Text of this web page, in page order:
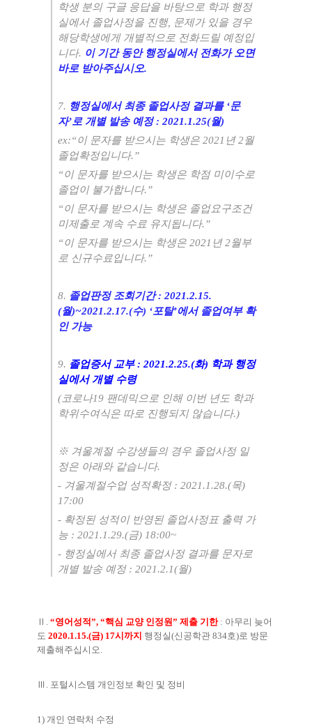
학생 분의 구글 응답을 바탕으로 학과 행정
실에서 졸업사정을 진행, 문제가 있을 경우
해당학생에게 개별적으로 전화드릴 예정입
니다. 이 기간 동안 행정실에서 전화가 오면
바로 받아주십시오.
7. 행정실에서 최종 졸업사정 결과를 ‘문
자’로 개별 발송 예정: 2021.1.25(월)
ex:“이 문자를 받으시는 학생은 2021 년2월
졸업확정입니다.”
“이 문자를 받으시는 학생은 학점 미이수로
졸업이 불가합니다.”
“이 문자를 받으시는 학생은 졸업요구조건
미제출로 계속 수료 유지됩니다.”
“이 문자를 받으시는 학생은 2021 년2월부
로 신규수료입니다.”
8. 졸업판정 조회기간: 2021.2.15.
(월)~2021.2.17.(수) ‘포탈’에서 졸업여부 확
인 가능
9. 졸업증서 교부: 2021.2.25.(화) 학과 행정
실에서 개별 수령
(코로나19 팬데믹으로 인해 이번 년도 학과
학위수여식은 따로 진행되지 않습니다.)
※ 겨울계절 수강생들의 경우 졸업사정 일
정은 아래와 같습니다.
- 겨울계절수업 성적확정 : 2021.1.28.(목)
17:00
- 확정된 성적이 반영된 졸업사정표 출력 가
능 : 2021.1.29.(금) 18:00~
- 행정실에서 최종 졸업사정 결과를 문자로
개별 발송 예정 : 2021.2.1(월)
Ⅱ . “영어성적 ”, “핵심 교양 인정원” 제출 기한 : 아무리 늦어
도 2020.1.15.(금) 17시까지 행정실(신공학관 834호)로 방문
제출해주십시오.
Ⅲ . 포털시스템 개인정보 확인 및 정비
1) 개인 연락처 수정